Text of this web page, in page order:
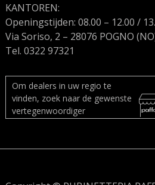
KANTOREN:
Openingstijden: 08.00 – 12.00 /
Via Soriso, 2 – 28076 POGNO
Tel. 0322 97321
Om dealers in uw regio te
vinden, zoek naar de gewenste
vertegenwoordiger